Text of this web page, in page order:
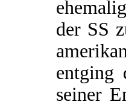
der SS
entging
seiner